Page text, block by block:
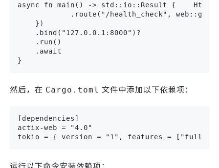
async fn main() -> std::io::Result {
.route("/health_check",
    })
    .bind("127.0.0.1:8000")?
    .run()
    .await
}
然后，在 Cargo.toml 文件中添加以下依赖项：
[dependencies]
actix-web = "4.0"
tokio = { version = "1", features = ["full"]
运行以下命令安装依赖项：